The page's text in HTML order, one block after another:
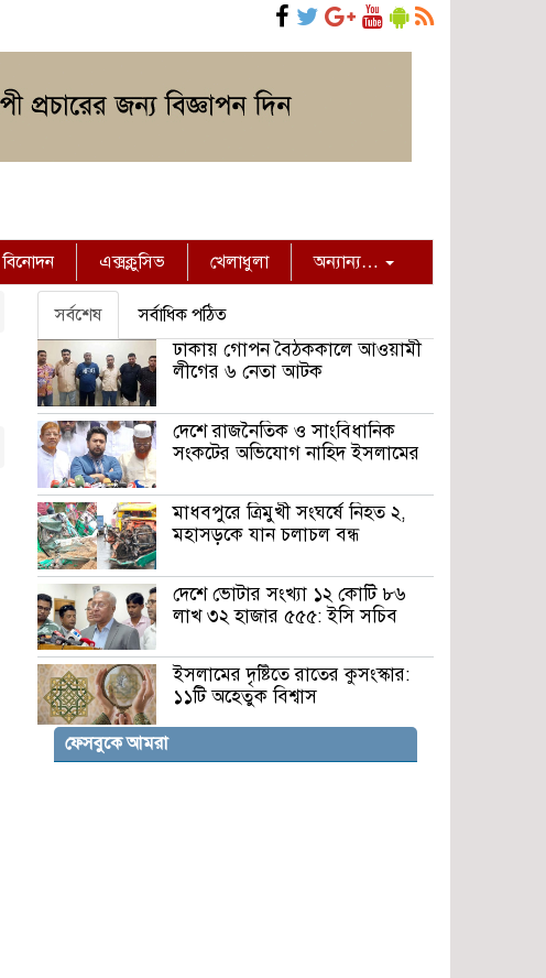
বিনোদন এক্সক্লুসিভ খেলাধুলা অন্যান্য…
সর্বশেষ সর্বাধিক পঠিত
ঢাকায় গোপন বৈঠককালে আওয়ামী
লীগের ৬ নেতা আটক
দেশে রাজনৈতিক ও সাংবিধানিক
সংকটের অভিযোগ নাহিদ ইসলামের
মাধবপুরে ত্রিমুখী সংঘর্ষে নিহত ২,
মহাসড়কে যান চলাচল বন্ধ
দেশে ভোটার সংখ্যা ১২ কোটি ৮৬
লাখ ৩২ হাজার ৫৫৫: ইসি সচিব
ইসলামের দৃষ্টিতে রাতের কুসংস্কার:
১১টি অহেতুক বিশ্বাস
প্রধানমন্ত্রীর সতর্কবার্তা: শান্তি-শৃঙ্খলা
ফেসবুকে আমরা